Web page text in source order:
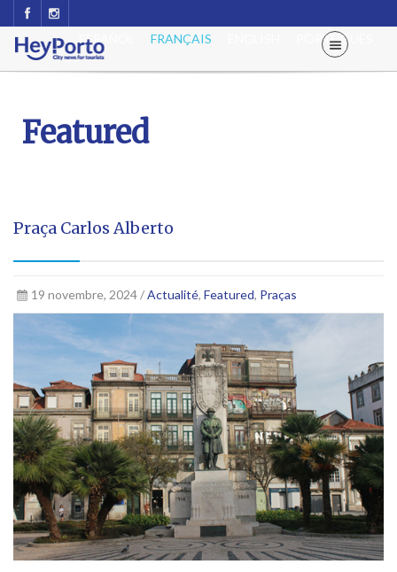
PORTUGUÊS
FRANÇAIS
ESPAÑOL
Featured
Praça Carlos Alberto
19 novembre, 2024 /Actualité, Featured, Praças